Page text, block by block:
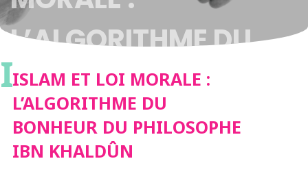
L’ALGORITHME DU
BONHEUR DU
PHILOSOPHE IBN
KHALDÛN
IISLAM ET LOI MORALE :
L’ALGORITHME DU
BONHEUR DU PHILOSOPHE
IBN KHALDÛN